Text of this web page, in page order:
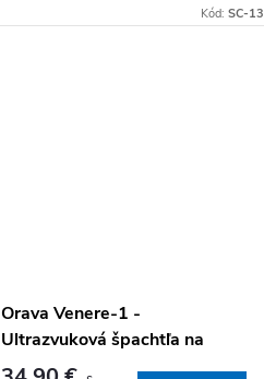
strihacie hlavami pre presnú úpravu.
Kód:SC-13
Orava Venere-1 -
Ultrazvuková špachtľa na
čistenie pleti